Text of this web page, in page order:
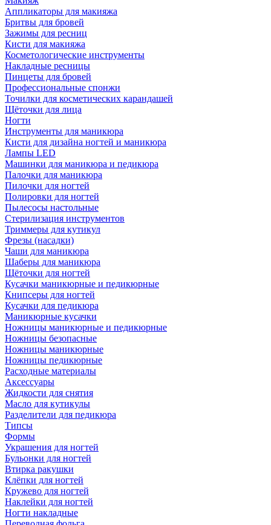
Аппликаторы для макияжа
Бритвы для бровей
Зажимы для ресниц
Кисти для макияжа
Косметологические инструменты
Накладные ресницы
Пинцеты для бровей
Профессиональные спонжи
Точилки для косметических карандашей
Щёточки для лица
Ногти
Инструменты для маникюра
Кисти для дизайна ногтей и маникюра
Лампы LED
Машинки для маникюра и педикюра
Палочки для маникюра
Пилочки для ногтей
Полировки для ногтей
Пылесосы настольные
Стерилизация инструментов
Триммеры для кутикул
Фрезы (насадки)
Чаши для маникюра
Шаберы для маникюра
Щёточки для ногтей
Кусачки маникюрные и педикюрные
Книпсеры для ногтей
Кусачки для педикюра
Маникюрные кусачки
Ножницы маникюрные и педикюрные
Ножницы безопасные
Ножницы маникюрные
Ножницы педикюрные
Расходные материалы
Аксессуары
Жидкости для снятия
Масло для кутикулы
Разделители для педикюра
Типсы
Формы
Украшения для ногтей
Бульонки для ногтей
Втирка ракушки
Клёпки для ногтей
Кружево для ногтей
Наклейки для ногтей
Ногти накладные